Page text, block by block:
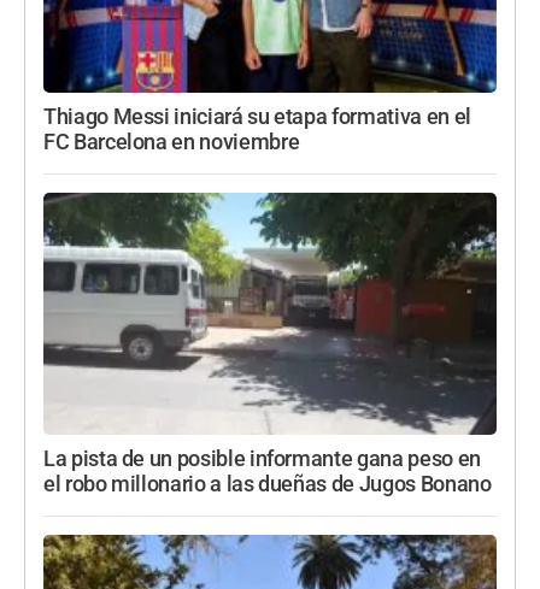
Thiago Messi iniciará su etapa formativa en el
FC Barcelona en noviembre
La pista de un posible informante gana peso en
el robo millonario a las dueñas de Jugos Bonano